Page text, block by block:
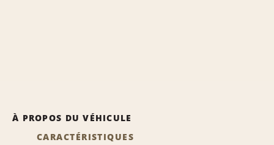
À PROPOS DU VÉHICULE
CARACTÉRISTIQUES